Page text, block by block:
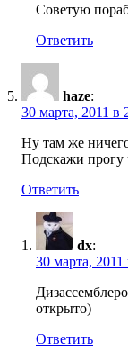
Советую
Ответить
haze:
30 марта, 2011 в
Ну там же
Подскажи прогу
Ответить
dx:
30 марта, 2011
открыто)
Ответить